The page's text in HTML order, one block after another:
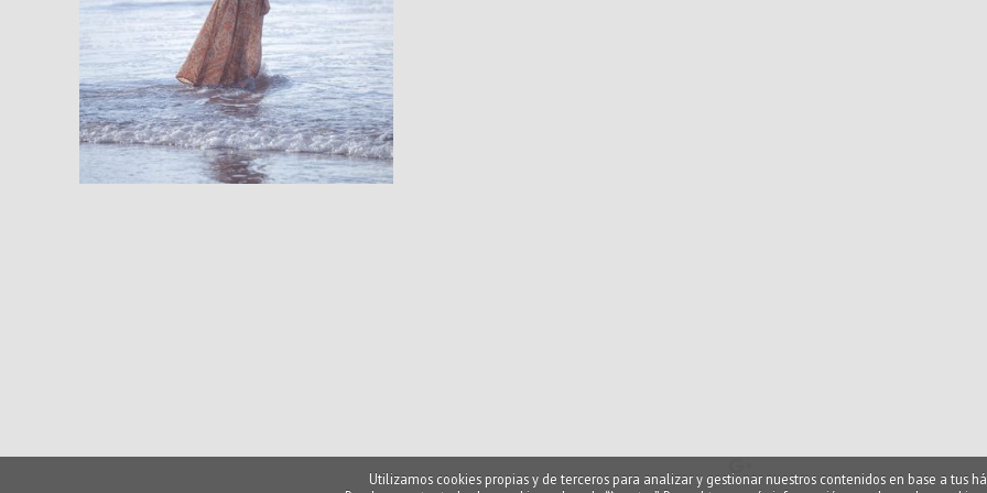
Utilizamos cookies propias y de terceros para analizar y gestionar nuestros contenidos en base a tus